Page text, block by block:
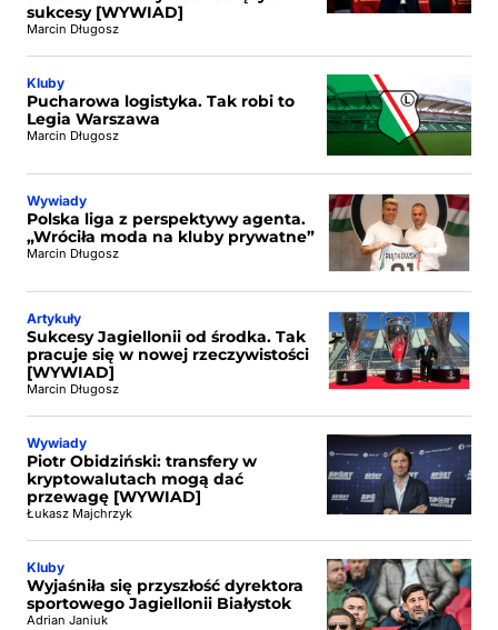
sukcesy [WYWIAD]
Marcin Długosz
Kluby
Pucharowa logistyka. Tak robi to
Legia Warszawa
Marcin Długosz
Wywiady
Polska liga z perspektywy agenta.
„Wróciła moda na kluby prywatne”
Marcin Długosz
Artykuły
Sukcesy Jagiellonii od środka. Tak
pracuje się w nowej rzeczywistości
[WYWIAD]
Marcin Długosz
Wywiady
Piotr Obidziński: transfery w
kryptowalutach mogą dać
przewagę [WYWIAD]
Łukasz Majchrzyk
Kluby
Wyjaśniła się przyszłość dyrektora
sportowego Jagiellonii Białystok
Adrian Janiuk